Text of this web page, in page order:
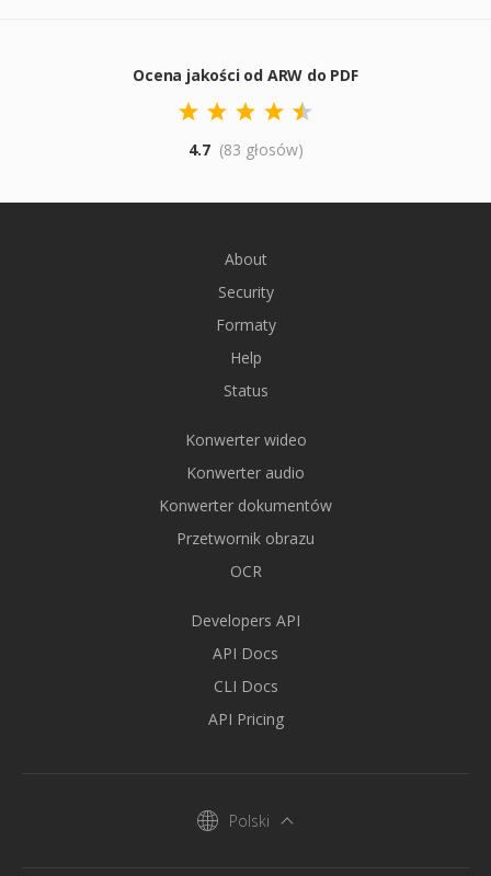
Ocena jakości od ARW do PDF
4.7 (83 głosów)
About
Security
Formaty
Help
Status
Konwerter wideo
Konwerter audio
Konwerter dokumentów
Przetwornik obrazu
OCR
Developers API
API Docs
CLI Docs
API Pricing
Polski